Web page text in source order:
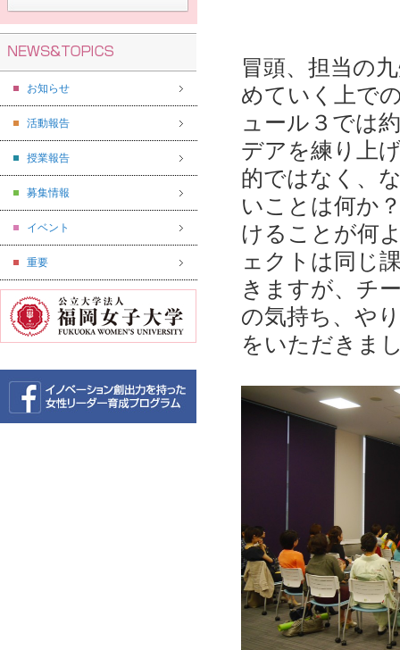
お知らせ
活動報告
授業報告
募集情報
イベント
重要
冒頭、担当の
めていく上で
ュール３では
デアを練り上
的ではなく、
いことは何か
けることが何
ェクトは同じ
きますが、チ
の気持ち、や
をいただきま